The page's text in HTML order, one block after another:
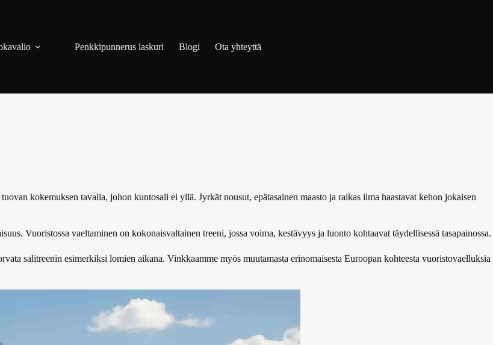
Penkkipunnerus laskuri Blogi Ota yhteyttä
kokemuksen tavalla, johon kuntosali ei yllä. Jyrkät nousut, epätasainen maasto ja raikas ilma haastavat kehon jokaisen
Vuoristossa vaeltaminen on kokonaisvaltainen treeni, jossa voima, kestävyys ja luonto kohtaavat täydellisessä tasapainossa.
salitreenin esimerkiksi lomien aikana. Vinkkaamme myös muutamasta erinomaisesta Euroopan kohteesta vuoristovaelluksia